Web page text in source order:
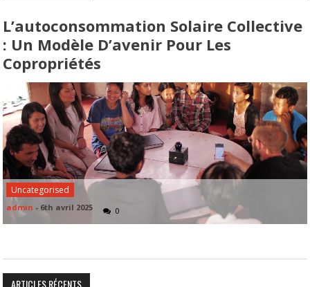
L’autoconsommation Solaire Collective
: Un Modèle D’avenir Pour Les
Copropriétés
Uncategorised
admin - 6th avril 2025 0
ARTICLES RÉCENTS